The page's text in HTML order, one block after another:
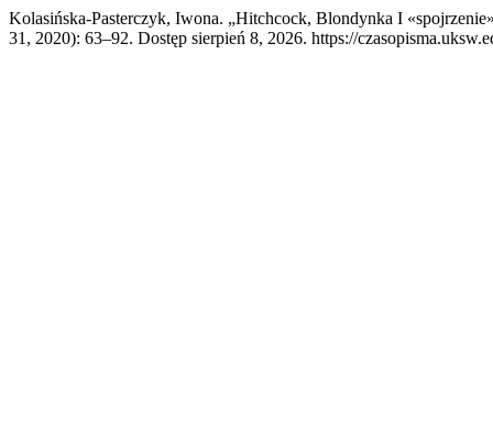
Kolasińska-Pasterczyk, Iwona. „Hitchcock, Blondynka I
31, 2020): 63–92. Dostęp sierpień 8, 2026. https://